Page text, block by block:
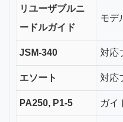
リユーザブルニ
ードルガイド
モデ
JSM-340 対応
エソート 対応
PA250, P1-5 ガイ